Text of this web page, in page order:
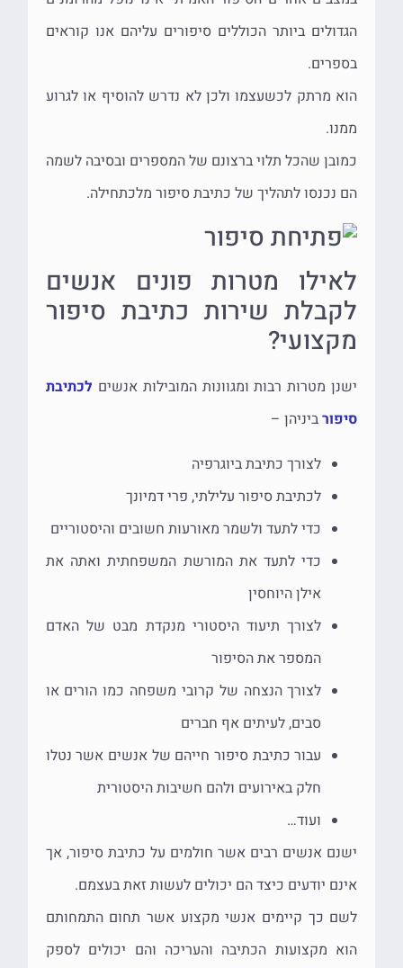
הגדולים ביותר הכוללים סיפורים עליהם אנו קוראים
בספרים.
הוא מרתק לכשעצמו ולכן לא נדרש להוסיף או לגרוע
ממנו.
כמובן שהכל תלוי ברצונם של המספרים ובסיבה לשמה
הם נכנסו לתהליך של כתיבת סיפור מלכתחילה.
לאילו מטרות פונים אנשים
לקבלת שירות כתיבת סיפור
מקצועי?
ישנן מטרות רבות ומגוונות המובילות אנשים לכתיבת
סיפורביניהן –
לצורך כתיבת ביוגרפיה
לכתיבת סיפור עלילתי, פרי דמיונך
כדי לתעד ולשמר מאורעות חשובים והיסטוריים
כדי לתעד את המורשת המשפחתית ואתה את
אילן היוחסין
לצורך תיעוד היסטורי מנקדת מבט של האדם
המספר את הסיפור
לצורך הנצחה של קרובי משפחה כמו הורים או
סבים, לעיתים אף חברים
עבור כתיבת סיפור חייהם של אנשים אשר נטלו
חלק באירועים ולהם חשיבות היסטורית
ועוד…
ישנם אנשים רבים אשר חולמים על כתיבת סיפור, אך
אינם יודעים כיצד הם יכולים לעשות זאת בעצמם.
לשם כך קיימים אנשי מקצוע אשר תחום התמחותם
הוא מקצועות הכתיבה והעריכה והם יכולים לספק